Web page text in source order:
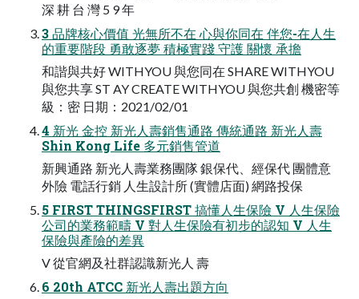
深 耕 台 灣 5 9 年
3 品牌核心價值 光無所不在 心與你同在 伴您-在人生
的重要階段 勇敢逐夢 積極實踐 守護 關懷 承擔
和諧與共好 WITHYOU 與您同在 SHARE WITHYOU
與您共享 ST AY CREATE WITHYOU 與您共創 機密等
級：密 日期：2021/02/01
4 新光 金控 新光人壽銷售通路 傳統通路 新光人壽
Shin Kong Life 多元銷售管道
新興通路 新光人壽業務團隊 銀保代、經保代 團體意
外險 電話行銷 人生設計所 (實體店面) 網路投保
5 FIRST THINGSFIRST 搞懂人生保險 V 人生保險
公司的業務範疇 V 對人生保險有初步的認知 V 人生
保險與產險的差異
V 從官網及社群認識新光人 壽
6 20th ATCC 新光人壽出題方向